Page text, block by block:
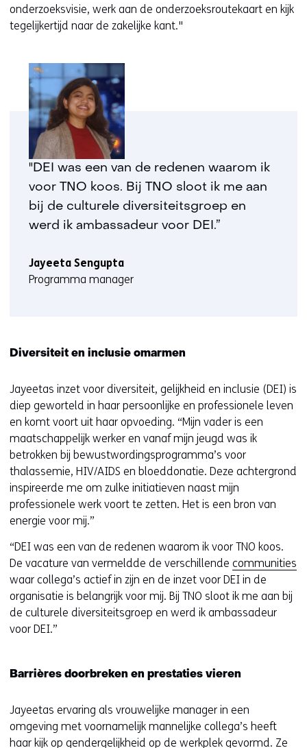
onderzoeksvisie, werk aan de onderzoeksroutekaart en kijk
tegelijkertijd naar de zakelijke kant."
"DEI was een van de redenen waarom ik
voor TNO koos. Bij TNO sloot ik me aan
bij de culturele diversiteitsgroep en
werd ik ambassadeur voor DEI.”
Jayeeta Sengupta
Programma manager
Diversiteit en inclusie omarmen
Jayeetas inzet voor diversiteit, gelijkheid en inclusie (DEI) is
diep geworteld in haar persoonlijke en professionele leven
en komt voort uit haar opvoeding. “Mijn vader is een
maatschappelijk werker en vanaf mijn jeugd was ik
betrokken bij bewustwordingsprogramma’s voor
thalassemie, HIV/AIDS en bloeddonatie. Deze achtergrond
inspireerde me om zulke initiatieven naast mijn
professionele werk voort te zetten. Het is een bron van
energie voor mij.”
“DEI was een van de redenen waarom ik voor TNO koos.
De vacature van vermeldde de verschillende communities
waar collega’s actief in zijn en de inzet voor DEI in de
organisatie is belangrijk voor mij. Bij TNO sloot ik me aan bij
de culturele diversiteitsgroep en werd ik ambassadeur
voor DEI.”
Barrières doorbreken en prestaties vieren
Jayeetas ervaring als vrouwelijke manager in een
omgeving met voornamelijk mannelijke collega’s heeft
haar kijk op gendergelijkheid op de werkplek gevormd. Ze